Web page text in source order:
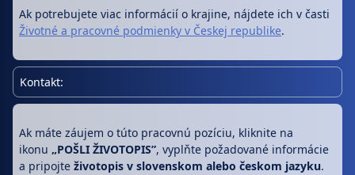
Ak potrebujete viac informácií o krajine, nájdete ich v časti
Životné a pracovné podmienky v Českej republike.
Kontakt:
Ak máte záujem o túto pracovnú pozíciu, kliknite na
ikonu „POŠLI ŽIVOTOPIS”, vyplňte požadované informácie
a pripojte životopis v slovenskom alebo českom jazyku.